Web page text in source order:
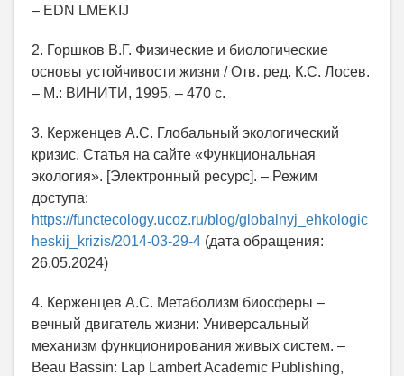
– EDN LMEKIJ
2. Горшков В.Г. Физические и биологические
основы устойчивости жизни / Отв. ред. К.С. Лосев.
– М.: ВИНИТИ, 1995. – 470 с.
3. Керженцев А.С. Глобальный экологический
кризис. Статья на сайте «Функциональная
экология». [Электронный ресурс]. – Режим
доступа:
https://functecology.ucoz.ru/blog/globalnyj_ehkologic
heskij_krizis/2014-03-29-4 (дата обращения:
26.05.2024)
4. Керженцев А.С. Метаболизм биосферы –
вечный двигатель жизни: Универсальный
механизм функционирования живых систем. –
Beau Bassin: Lap Lambert Academic Publishing,